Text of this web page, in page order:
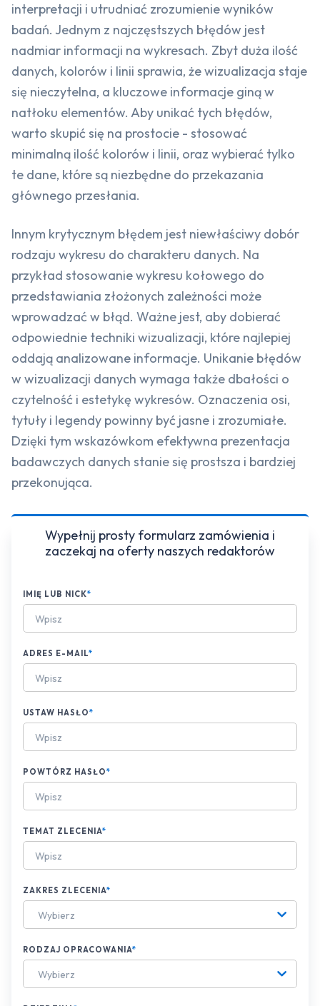
interpretacji i utrudniać zrozumienie wyników
badań. Jednym z najczęstszych błędów jest
nadmiar informacji na wykresach. Zbyt duża ilość
danych, kolorów i linii sprawia, że wizualizacja staje
się nieczytelna, a kluczowe informacje giną w
natłoku elementów. Aby unikać tych błędów,
warto skupić się na prostocie - stosować
minimalną ilość kolorów i linii, oraz wybierać tylko
te dane, które są niezbędne do przekazania
głównego przesłania.
Innym krytycznym błędem jest niewłaściwy dobór
rodzaju wykresu do charakteru danych. Na
przykład stosowanie wykresu kołowego do
przedstawiania złożonych zależności może
wprowadzać w błąd. Ważne jest, aby dobierać
odpowiednie techniki wizualizacji, które najlepiej
oddają analizowane informacje. Unikanie błędów
w wizualizacji danych wymaga także dbałości o
czytelność i estetykę wykresów. Oznaczenia osi,
tytuły i legendy powinny być jasne i zrozumiałe.
Dzięki tym wskazówkom efektywna prezentacja
badawczych danych stanie się prostsza i bardziej
przekonująca.
Wypełnij prosty formularz zamówienia i
zaczekaj na oferty naszych redaktorów
IMIĘ LUB NICK*
ADRES E-MAIL*
USTAW HASŁO*
POWTÓRZ HASŁO*
TEMAT ZLECENIA*
ZAKRES ZLECENIA*
Wybierz
RODZAJ OPRACOWANIA*
Wybierz